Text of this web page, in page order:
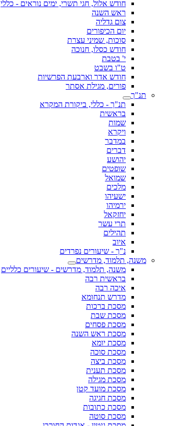
חודש אלול, חגי תשרי, ימים נוראים - כללי
ראש השנה
צום גדליה
יום הכיפורים
סוכות, שמיני עצרת
חודש כסלו, חנוכה
י' בטבת
ט"ו בשבט
חודש אדר וארבעת הפרשיות
פורים, מגילת אסתר
תנ"ך
תנ"ך - כללי, ביקורת המקרא
בראשית
שמות
ויקרא
במדבר
דברים
יהושע
שופטים
שמואל
מלכים
ישעיהו
ירמיהו
יחזקאל
תרי עשר
תהילים
איוב
נ"ך - שיעורים נפרדים
משנה, תלמוד, מדרשים
משנה, תלמוד, מדרשים - שיעורים כלליים
בראשית רבה
איכה רבה
מדרש תנחומא
מסכת ברכות
מסכת שבת
מסכת פסחים
מסכת ראש השנה
מסכת יומא
מסכת סוכה
מסכת ביצה
מסכת תענית
מסכת מגילה
מסכת מועד קטן
מסכת חגיגה
מסכת כתובות
מסכת סוטה